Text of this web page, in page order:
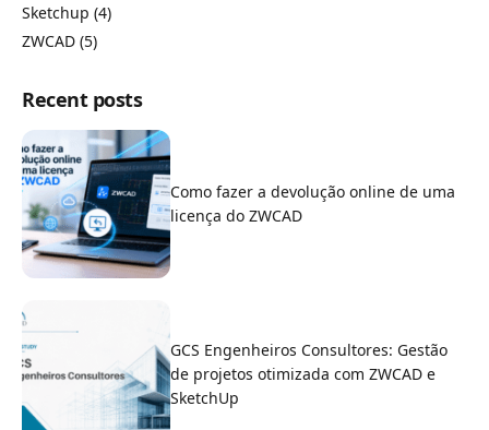
Sketchup (4)
ZWCAD (5)
Recent posts
Como fazer a devolução online de uma
licença do ZWCAD
GCS Engenheiros Consultores: Gestão
de projetos otimizada com ZWCAD e
SketchUp